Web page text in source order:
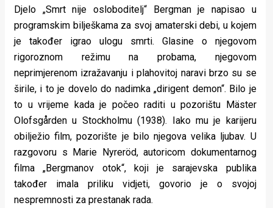
Djelo „Smrt nije osloboditelj“ Bergman je napisao u
programskim bilješkama za svoj amaterski debi, u kojem
je također igrao ulogu smrti. Glasine o njegovom
rigoroznom režimu na probama, njegovom
neprimjerenom izražavanju i plahovitoj naravi brzo su se
širile, i to je dovelo do nadimka „dirigent demon“. Bilo je
to u vrijeme kada je počeo raditi u pozorištu Mäster
Olofsgården u Stockholmu (1938). Iako mu je karijeru
obilježio film, pozorište je bilo njegova velika ljubav. U
razgovoru s Marie Nyreröd, autoricom dokumentarnog
filma „Bergmanov otok“, koji je sarajevska publika
također imala priliku vidjeti, govorio je o svojoj
nespremnosti za prestanak rada.